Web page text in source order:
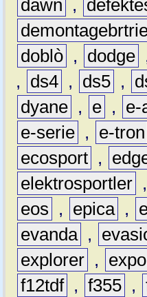
dawn ,
doblò , dodge
,
ds4 , ds5 ,
dyane , e , e-
e-serie , e-tron
ecosport ,
elektrosportler ,
eos
, epica ,
evanda ,
explorer ,
f12tdf , f355 ,